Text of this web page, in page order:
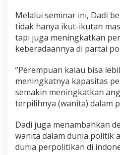
Melalui seminar ini, Dadi
tidak hanya ikut-ikutan
tapi juga meningkatkan
keberadaannya di partai
“Perempuan kalau bisa
meningkatnya kapasitas
semakin meningkatkan
terpilihnya (wanita) dalam
Dadi juga menambahkan
wanita dalam dunia politik
dunia perpolitikan di